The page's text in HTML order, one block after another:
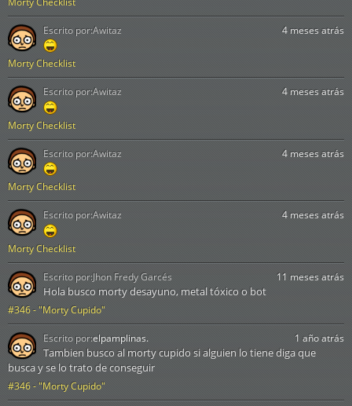
Morty Checklist
4 meses atrás
Escrito por:Awitaz
Morty Checklist
4 meses atrás
Escrito por:Awitaz
Morty Checklist
4 meses atrás
Escrito por:Awitaz
Morty Checklist
4 meses atrás
Escrito por:Awitaz
#346 - "Morty Cupido"
11 meses atrás
Hola busco morty desayuno, metal tóxico o bot
Escrito por:Jhon Fredy Garcés
#346 - "Morty Cupido"
1 año atrás
Tambien busco al morty cupido si alguien lo tiene diga que
busca y se lo trato de conseguir
Escrito por:elpamplinas.